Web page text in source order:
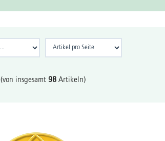
(von insgesamt 98 Artikeln)